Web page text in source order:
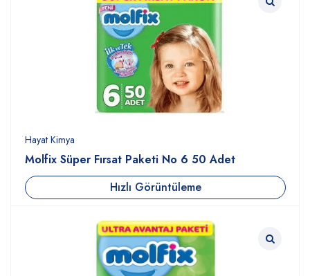
Hayat Kimya
Molfix Süper Fırsat Paketi No 6 50 Adet
Hızlı Görüntüleme